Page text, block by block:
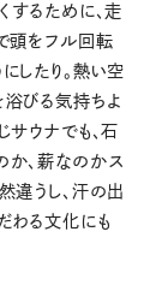
するために、走
頭をフル回転
したり。熱い空
浴びる気持ちよ
サウナでも、石
か、薪なのかス
違うし、汗の出
わる文化にも